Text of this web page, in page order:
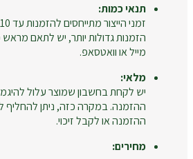
תנאי כמות:
הזמנות גדולות יותר, יש לתאם
מייל או וואטסאפ.
מלאי:
יש לקחת בחשבון שמוצר עלול
ההזמנה. במקרה כזה, ניתן להחליף
ההזמנה או לקבל זיכוי.
מחירים: